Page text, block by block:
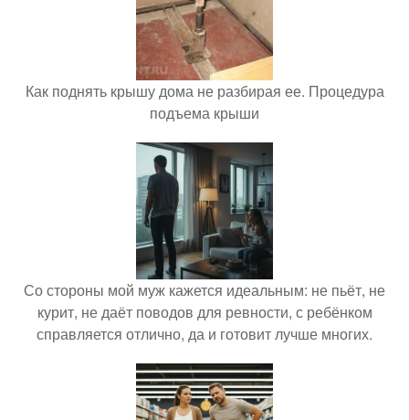
Как поднять крышу дома не разбирая ее. Процедура
подъема крыши
Со стороны мой муж кажется идеальным: не пьёт, не
курит, не даёт поводов для ревности, с ребёнком
справляется отлично, да и готовит лучше многих.